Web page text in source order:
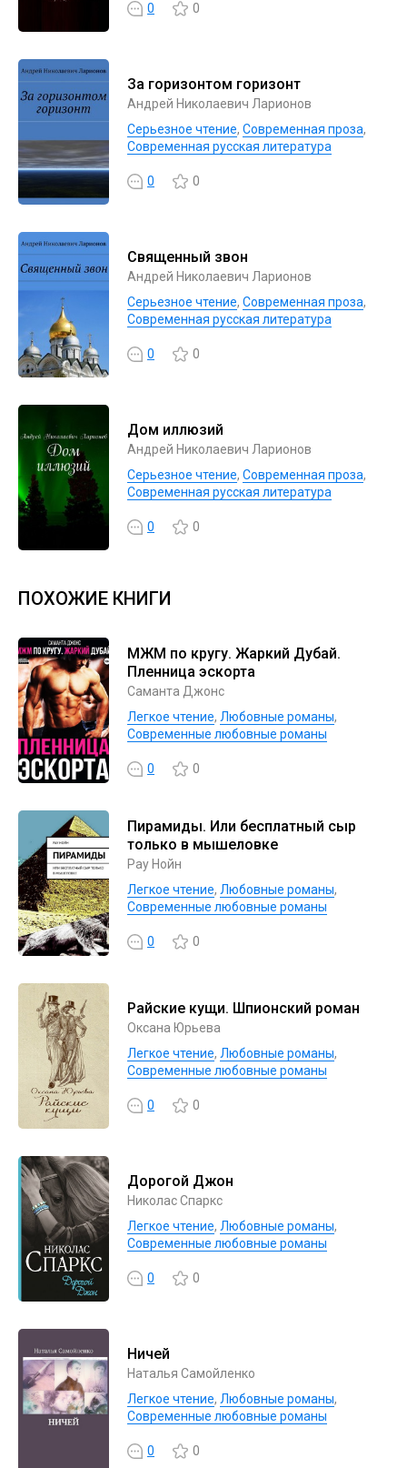
0 0
За горизонтом горизонт
Андрей Николаевич Ларионов
Серьезное чтение, Современная проза,
Современная русская литература
0 0
Священный звон
Андрей Николаевич Ларионов
Серьезное чтение, Современная проза,
Современная русская литература
0 0
Дом иллюзий
Андрей Николаевич Ларионов
Серьезное чтение, Современная проза,
Современная русская литература
0 0
ПОХОЖИЕ КНИГИ
МЖМ по кругу. Жаркий Дубай.
Пленница эскорта
Саманта Джонс
Легкое чтение, Любовные романы,
Современные любовные романы
0 0
Пирамиды. Или бесплатный сыр
только в мышеловке
Рау Нойн
Легкое чтение, Любовные романы,
Современные любовные романы
0 0
Райские кущи. Шпионский роман
Оксана Юрьева
Легкое чтение, Любовные романы,
Современные любовные романы
0 0
Дорогой Джон
Николас Спаркс
Легкое чтение, Любовные романы,
Современные любовные романы
0 0
Ничей
Наталья Самойленко
Легкое чтение, Любовные романы,
Современные любовные романы
0 0